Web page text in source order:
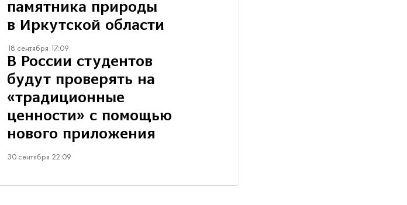
памятника природы
в Иркутской области
18 сентября 17:09
В России студентов
будут проверять на
«традиционные
ценности» с помощью
нового приложения
30 сентября 22:09